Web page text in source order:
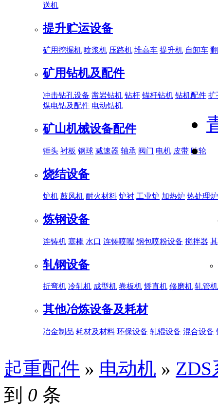
送机
提升贮运设备
矿用挖掘机 喷浆机 压路机 堆高车 提升机 自卸车
矿用钻机及配件
冲击钻孔设备 凿岩钻机 钻杆 锚杆钻机 钻机配件 扩
煤电钻及配件 电动钻机
矿山机械设备配件
锤头 衬板 钢球 减速器 轴承 阀门 电机 皮带 叶轮
烧结设备
炉机 鼓风机 耐火材料 炉衬 工业炉 加热炉 热处理炉
炼钢设备
连铸机 塞棒 水口 连铸喷嘴 钢包喷粉设备 搅拌器
轧钢设备
折弯机 冷轧机 成型机 卷板机 矫直机 修磨机 轧管机
其他冶炼设备及耗材
冶金制品 耗材及材料 环保设备 轧辊设备 混合设备
起重配件 » 电动机 »
到 0 条